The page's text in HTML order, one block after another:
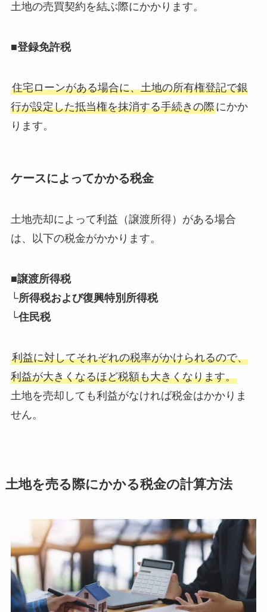
土地の売買契約を結ぶ際にかかります。
■登録免許税
住宅ローンがある場合に、土地の所有権登記で銀
行が設定した抵当権を抹消する手続きの際にかか
ります。
ケースによってかかる税金
土地売却によって利益（譲渡所得）がある場合
は、以下の税金がかかります。
■譲渡所得税
└所得税および復興特別所得税
└住民税
利益に対してそれぞれの税率がかけられるので、
利益が大きくなるほど税額も大きくなります。
土地を売却しても利益がなければ税金はかかりま
せん。
土地を売る際にかかる税金の計算方法